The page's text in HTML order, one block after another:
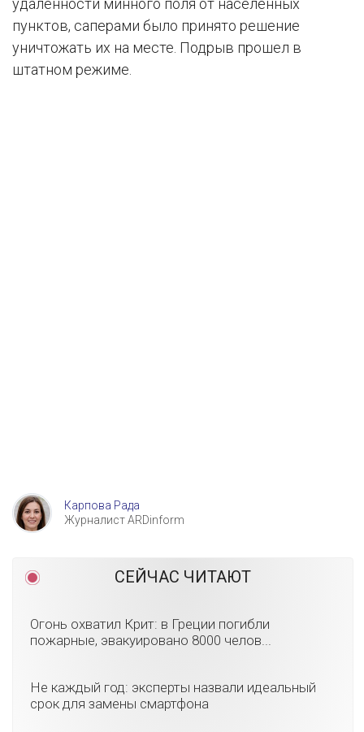
пунктов, саперами было принято решение
уничтожать их на месте. Подрыв прошел в
штатном режиме.
Карпова Рада
Журналист ARDinform
СЕЙЧАС ЧИТАЮТ
Огонь охватил Крит: в Греции погибли
пожарные, эвакуировано 8000 челов...
Не каждый год: эксперты назвали идеальный
срок для замены смартфона